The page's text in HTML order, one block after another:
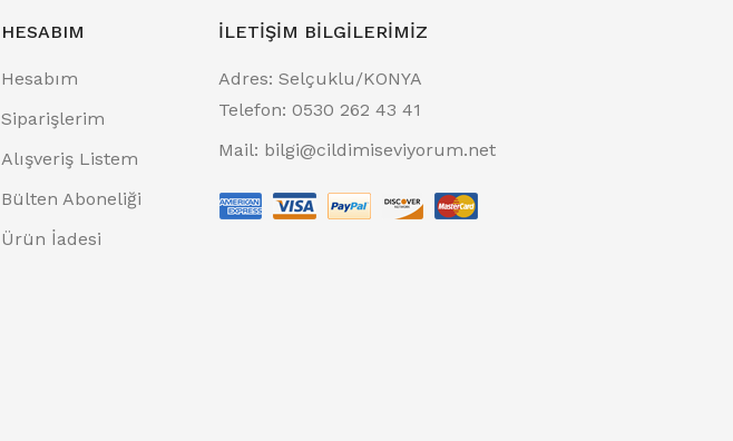
HESABIM
Hesabım
Siparişlerim
Alışveriş Listem
Bülten Aboneliği
Ürün İadesi
İLETIŞIM BILGILERIMIZ
Adres: Selçuklu/KONYA
Telefon: 0530 262 43 41
Mail: bilgi@cildimiseviyorum.net